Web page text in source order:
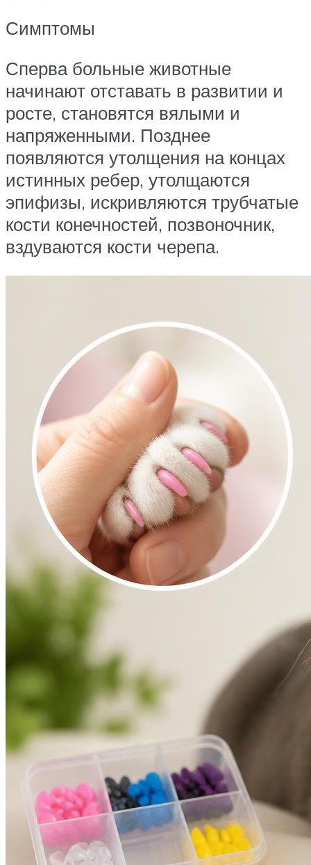
Симптомы
Сперва больные животные
начинают отставать в развитии и
росте, становятся вялыми и
напряженными. Позднее
появляются утолщения на концах
истинных ребер, утолщаются
эпифизы, искривляются трубчатые
кости конечностей, позвоночник,
вздуваются кости черепа.